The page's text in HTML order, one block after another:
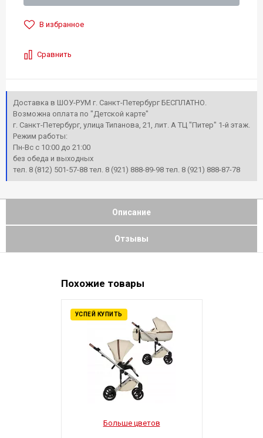
В избранное
Сравнить
Доставка в ШОУ-РУМ г. Санкт-Петербург БЕСПЛАТНО.
Возможна оплата по "Детской карте"
г. Санкт-Петербург, улица Типанова, 21, лит. А ТЦ "Питер" 1-й этаж.
Режим работы:
Пн-Вс с 10:00 до 21:00
без обеда и выходных
тел. 8 (812) 501-57-88 тел. 8 (921) 888-89-98 тел. 8 (921) 888-87-78
Описание
Отзывы
Похожие товары
Больше цветов
УСПЕЙ КУПИТЬ